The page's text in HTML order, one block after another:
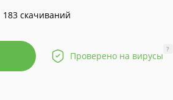
183 скачиваний
Проверено на вирусы
?